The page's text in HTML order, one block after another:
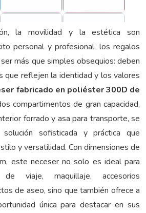
la movilidad y la estética son
personal y profesional, los regalos
más que simples obsequios: deben
que reflejen la identidad y los valores
fabricado en poliéster 300D de
compartimentos de gran capacidad,
forrado y asa para transporte, se
sofisticada y práctica que
y versatilidad. Con dimensiones de
este neceser no solo es ideal para
de viaje, maquillaje, accesorios
de aseo, sino que también ofrece a
única para destacar en sus